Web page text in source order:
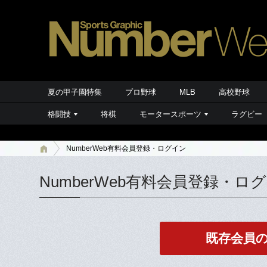
夏の甲子園特集 プロ野球 MLB 高校野球
格闘技 将棋 モータースポーツ ラグビー
NumberWeb有料会員登録・ログイン
NumberWeb有料会員登録・ロ
既存会員